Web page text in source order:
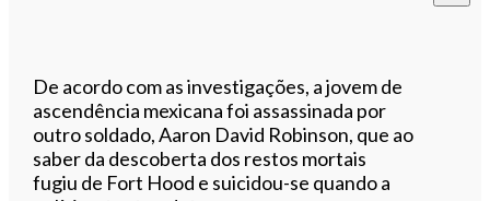
De acordo com as investigações, a jovem de
ascendência mexicana foi assassinada por
outro soldado, Aaron David Robinson, que ao
saber da descoberta dos restos mortais
fugiu de Fort Hood e suicidou-se quando a